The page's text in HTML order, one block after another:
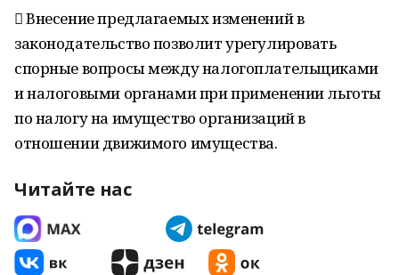
 Внесение предлагаемых изменений в
законодательство позволит урегулировать
спорные вопросы между налогоплательщиками
и налоговыми органами при применении льготы
по налогу на имущество организаций в
отношении движимого имущества.
Читайте нас